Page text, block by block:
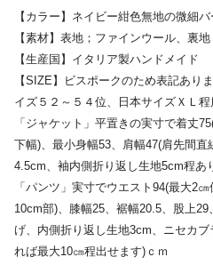
【カラー】ネイビー紺色無地の微細
【素材】表地；ファインウール、裏
【生産国】イタリア製ハンドメイド
【SIZE】ビスポークのため表記あり
イズ５２～５４位、日本サイズＸＬ程
「ジャケット」平置きの実寸で着丈
下幅)、最小身幅53、肩幅47(肩先間
4.5cm、袖内側折り返し生地5cm程あ
「パンツ」実寸でウエスト94(最大2
10cm部)、膝幅25、裾幅20.5、股上
げ、内側折り返し生地3cm、ニセカ
れば最大10㎝程出せます)ｃｍ